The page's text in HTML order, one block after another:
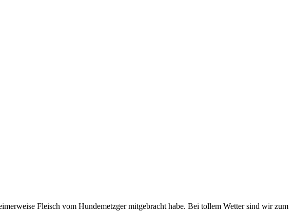
Fleisch vom Hundemetzger mitgebracht habe. Bei tollem Wetter sind wir zum